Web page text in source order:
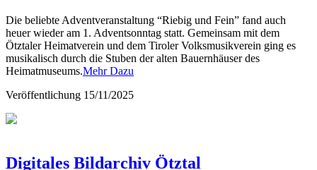
Die beliebte Adventveranstaltung “Riebig und Fein” fand auch
heuer wieder am 1. Adventsonntag statt. Gemeinsam mit dem
Ötztaler Heimatverein und dem Tiroler Volksmusikverein ging es
musikalisch durch die Stuben der alten Bauernhäuser des
Heimatmuseums.Mehr Dazu
Veröffentlichung 15/11/2025
Digitales Bildarchiv Ötztal